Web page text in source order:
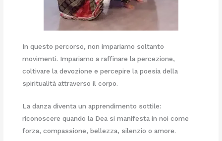
In questo percorso, non impariamo soltanto
movimenti. Impariamo a raffinare la percezione,
coltivare la devozione e percepire la poesia della
spiritualità attraverso il corpo.
La danza diventa un apprendimento sottile:
riconoscere quando la Dea si manifesta in noi come
forza, compassione, bellezza, silenzio o amore.